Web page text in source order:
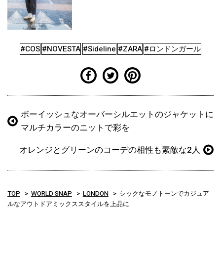
#COS #NOVESTA #Sideline #ZARA #ロンドンガール
ボーイッシュなオーバーシルエットのジャケットに
マルチカラーのニットで彩を
オレンジとグリーンのコーデの相性も素敵な2人
TOP WORLD SNAP LONDON
シックなモノトーンでカジュア
ルなアウトドアミックススタイルを上品に